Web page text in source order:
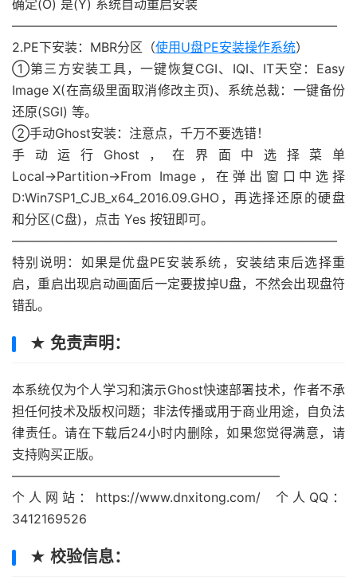
确定(O) 是(Y) 系统自动重启安装
—————————————————————————–
2.PE下安装：MBR分区（使用U盘PE安装操作系统）
①第三方安装工具，一键恢复CGI、IQI、IT天空：Easy
Image X(在高级里面取消修改主页)、系统总裁：一键备份
还原(SGI) 等。
②手动Ghost安装：注意点，千万不要选错！
手动运行Ghost，在界面中选择菜单
Local→Partition→From Image，在弹出窗口中选择
D:Win7SP1_CJB_x64_2016.09.GHO，再选择还原的硬盘
和分区(C盘)，点击 Yes 按钮即可。
—————————————————————————–
特别说明：如果是优盘PE安装系统，安装结束后选择重
启，重启出现启动画面后一定要拔掉U盘，不然会出现盘符
错乱。
★ 免责声明：
本系统仅为个人学习和演示Ghost快速部署技术，作者不承
担任何技术及版权问题；非法传播或用于商业用途，自负法
律责任。请在下载后24小时内删除，如果您觉得满意，请
支持购买正版。
—————————————————————
个人网站：https://www.dnxitong.com/ 个人QQ：
3412169526
★ 校验信息：